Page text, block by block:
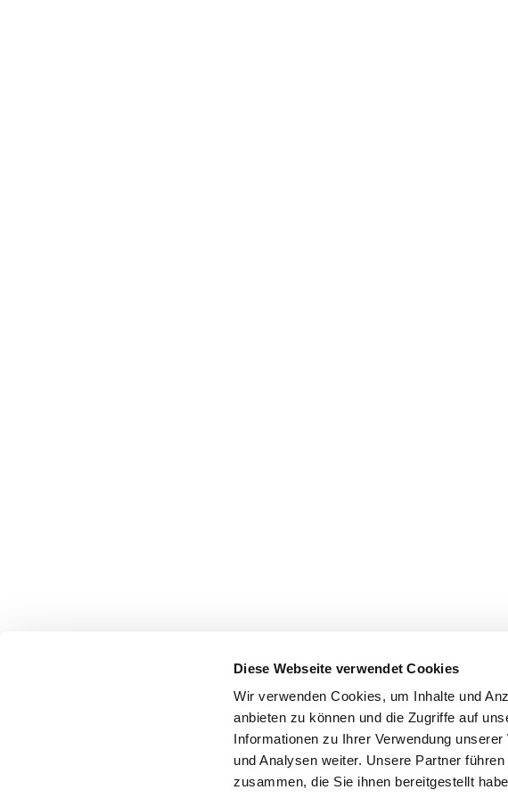
Diese Webseite verwendet Cookies
Wir verwenden Cookies, um Inhalte und
anbieten zu können und die Zugriffe auf
Informationen zu Ihrer Verwendung
und Analysen weiter. Unsere Partner
zusammen, die Sie ihnen bereitgestellt